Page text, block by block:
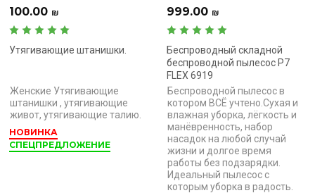
100.00 ₪
Утягивающие штанишки.
Женские Утягивающие
штанишки , утягивающие
живот, утягивающие талию.
НОВИНКА
СПЕЦПРЕДЛОЖЕНИЕ
999.00 ₪
Беспроводный складной
беспроводной пылесос P7
FLEX 6919
Беспроводной пылесос в
котором ВСЁ учтено.Сухая и
влажная уборка, лёгкость и
манёвренность, набор
насадок на любой случай
жизни и долгое время
работы без подзарядки.
Идеальный пылесос с
которым уборка в радость.